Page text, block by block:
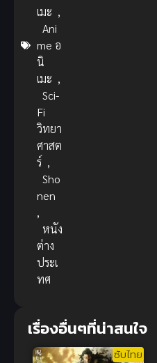
เมะ ,
Ani
me อ
นิ
เมะ ,
Sci-
Fi
วิทยา
ศาสต
ร์ ,
Sho
nen
,
หนัง
ต่าง
ประเ
ทศ
เรื่องอื่นๆที่น่าสนใจ
ซับไทย